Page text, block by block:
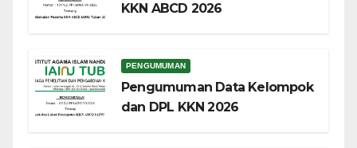
KKN ABCD 2026
PENGUMUMAN
Pengumuman Data Kelompok
dan DPL KKN 2026